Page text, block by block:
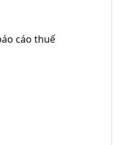
cáo thuế